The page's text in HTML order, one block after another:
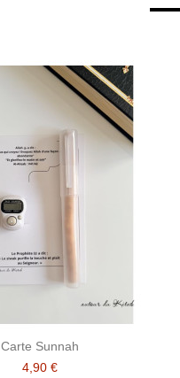
Carte Sunnah
4,90 €